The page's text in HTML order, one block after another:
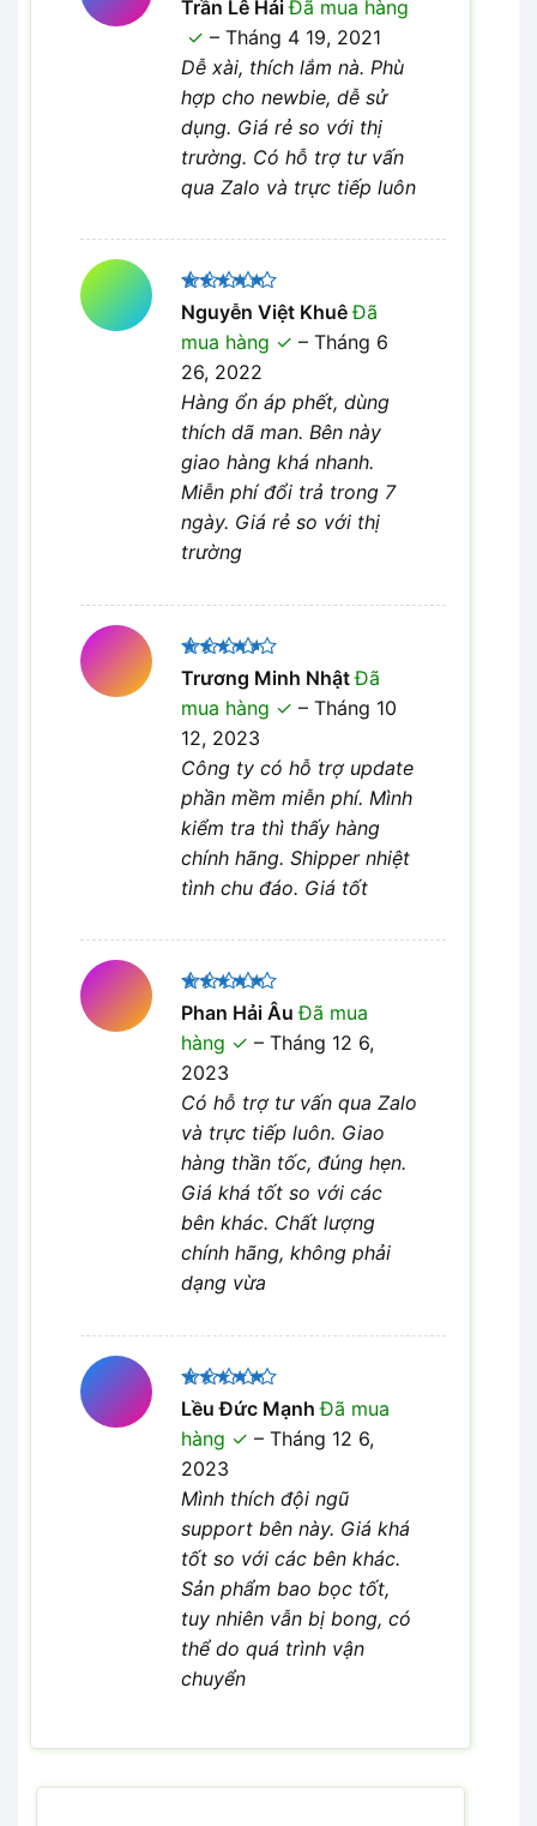
xếp hạng
45 sao
Trần Lê HảiĐã mua hàng
– Tháng 4 19, 2021
Dễ xài, thích lắm nà. Phù
hợp cho newbie, dễ sử
dụng. Giá rẻ so với thị
trường. Có hỗ trợ tư vấn
qua Zalo và trực tiếp luôn
Được xếp
hạng 5
sao
Nguyễn Việt KhuêĐã
mua hàng
– Tháng 6
26, 2022
Hàng ổn áp phết, dùng
thích dã man. Bên này
giao hàng khá nhanh.
Miễn phí đổi trả trong 7
ngày. Giá rẻ so với thị
trường
Được
xếp hạng
45 sao
Trương Minh NhậtĐã
mua hàng
– Tháng 10
12, 2023
Công ty có hỗ trợ update
phần mềm miễn phí. Mình
kiểm tra thì thấy hàng
chính hãng. Shipper nhiệt
tình chu đáo. Giá tốt
Được xếp
hạng
5
sao
Phan Hải ÂuĐã mua
hàng
– Tháng 12 6,
2023
Có hỗ trợ tư vấn qua Zalo
và trực tiếp luôn. Giao
hàng thần tốc, đúng hẹn.
Giá khá tốt so với các
bên khác. Chất lượng
chính hãng, không phải
dạng vừa
Được xếp
hạng 5 5
sao
Lều Đức MạnhĐã mua
hàng
– Tháng 12 6,
2023
Mình thích đội ngũ
support bên này. Giá khá
tốt so với các bên khác.
Sản phẩm bao bọc tốt,
tuy nhiên vẫn bị bong, có
thể do quá trình vận
chuyển